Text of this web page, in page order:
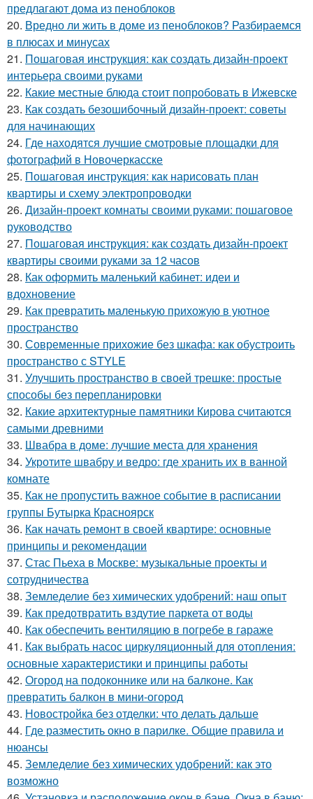
предлагают дома из пеноблоков
20. Вредно ли жить в доме из пеноблоков? Разбираемся
в плюсах и минусах
21. Пошаговая инструкция: как создать дизайн-проект
интерьера своими руками
22. Какие местные блюда стоит попробовать в Ижевске
23. Как создать безошибочный дизайн-проект: советы
для начинающих
24. Где находятся лучшие смотровые площадки для
фотографий в Новочеркасске
25. Пошаговая инструкция: как нарисовать план
квартиры и схему электропроводки
26. Дизайн-проект комнаты своими руками: пошаговое
руководство
27. Пошаговая инструкция: как создать дизайн-проект
квартиры своими руками за 12 часов
28. Как оформить маленький кабинет: идеи и
вдохновение
29. Как превратить маленькую прихожую в уютное
пространство
30. Современные прихожие без шкафа: как обустроить
пространство с STYLE
31. Улучшить пространство в своей трешке: простые
способы без перепланировки
32. Какие архитектурные памятники Кирова считаются
самыми древними
33. Швабра в доме: лучшие места для хранения
34. Укротите швабру и ведро: где хранить их в ванной
комнате
35. Как не пропустить важное событие в расписании
группы Бутырка Красноярск
36. Как начать ремонт в своей квартире: основные
принципы и рекомендации
37. Стас Пьеха в Москве: музыкальные проекты и
сотрудничества
38. Земледелие без химических удобрений: наш опыт
39. Как предотвратить вздутие паркета от воды
40. Как обеспечить вентиляцию в погребе в гараже
41. Как выбрать насос циркуляционный для отопления:
основные характеристики и принципы работы
42. Огород на подоконнике или на балконе. Как
превратить балкон в мини-огород
43. Новостройка без отделки: что делать дальше
44. Где разместить окно в парилке. Общие правила и
нюансы
45. Земледелие без химических удобрений: как это
возможно